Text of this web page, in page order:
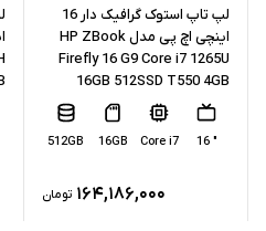
نوع حافظه
پردازنده
کارت گرافیک
لپ تاپ استوک گرافیک دار 16
اینچی اچ پی مدل HP ZBook
Firefly 16 G9 Core i7 1265U
16GB 512SSD T550 4GB
" 16
Core i7
16GB
512GB
۱۶۴,۱۸۶,۰۰۰ تومان